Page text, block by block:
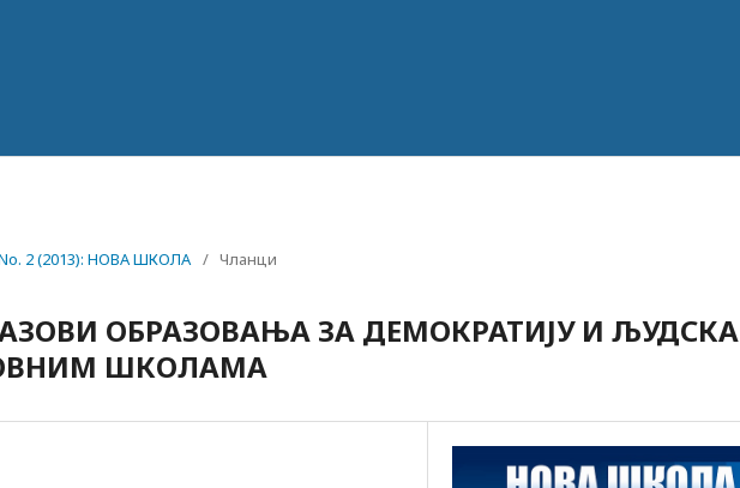
2 (2013): НОВА ШКОЛА / Чланци
ОБРАЗОВАЊА ЗА ДЕМОКРАТИЈУ И ЉУДСКА
ШКОЛАМА